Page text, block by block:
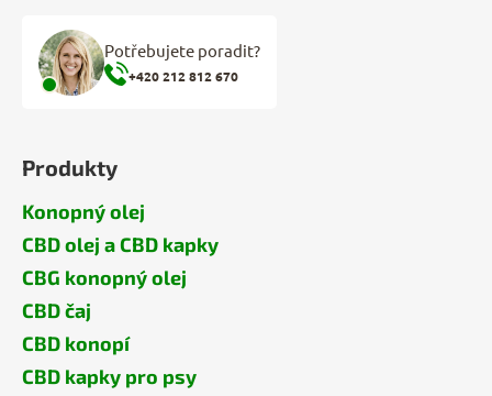
Potřebujete poradit?
+420 212 812 670
Produkty
Konopný olej
CBD olej a CBD kapky
CBG konopný olej
CBD čaj
CBD konopí
CBD kapky pro psy